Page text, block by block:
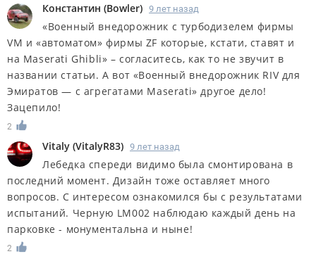
Константин (Bowler) 9 лет назад
«Военный внедорожник с турбодизелем фирмы
VM и «автоматом» фирмы ZF которые, кстати, ставят и
на Maserati Ghibli» – согласитесь, как то не звучит в
названии статьи. А вот «Военный внедорожник RIV для
Эмиратов — с агрегатами Maserati» другое дело!
Зацепило!
2
Vitaly (VitalyR83) 9 лет назад
Лебедка спереди видимо была смонтирована в
последний момент. Дизайн тоже оставляет много
вопросов. С интересом ознакомился бы с результатами
испытаний. Черную LM002 наблюдаю каждый день на
парковке - монументальна и ныне!
2